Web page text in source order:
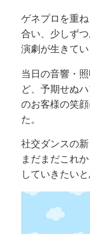
ゲネプロを重
合い、少しずつ
演劇が生きて
当日の音響・
ど、予期せぬ
のお客様の笑
た。
社交ダンスの
まだまだこれ
していきたいと